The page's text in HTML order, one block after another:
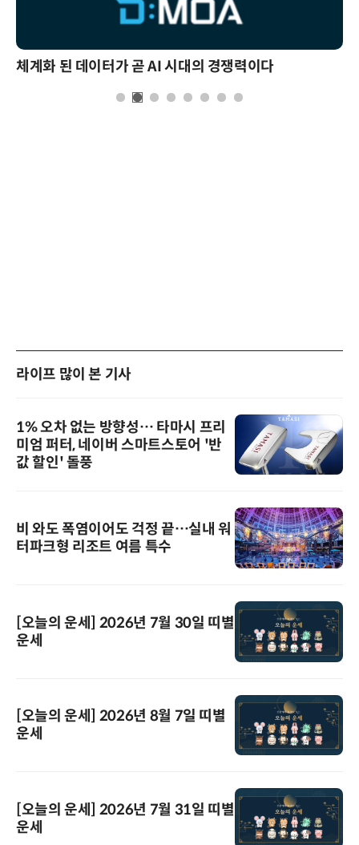
체계화 된 데이터가 곧 AI 시대의 경쟁력이다
라이프 많이 본 기사
1% 오차 없는 방향성… 타마시 프리
미엄 퍼터, 네이버 스마트스토어 '반
값 할인' 돌풍
비 와도 폭염이어도 걱정 끝…실내 워
터파크형 리조트 여름 특수
[오늘의 운세] 2026년 7월 30일 띠별
운세
[오늘의 운세] 2026년 8월 7일 띠별
운세
[오늘의 운세] 2026년 7월 31일 띠별
운세